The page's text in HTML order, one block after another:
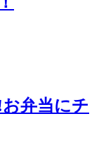
弁当にチ